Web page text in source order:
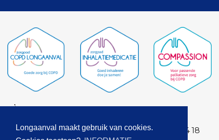
Longaanval maakt gebruik van cookies.T: 030 – 421 84 18